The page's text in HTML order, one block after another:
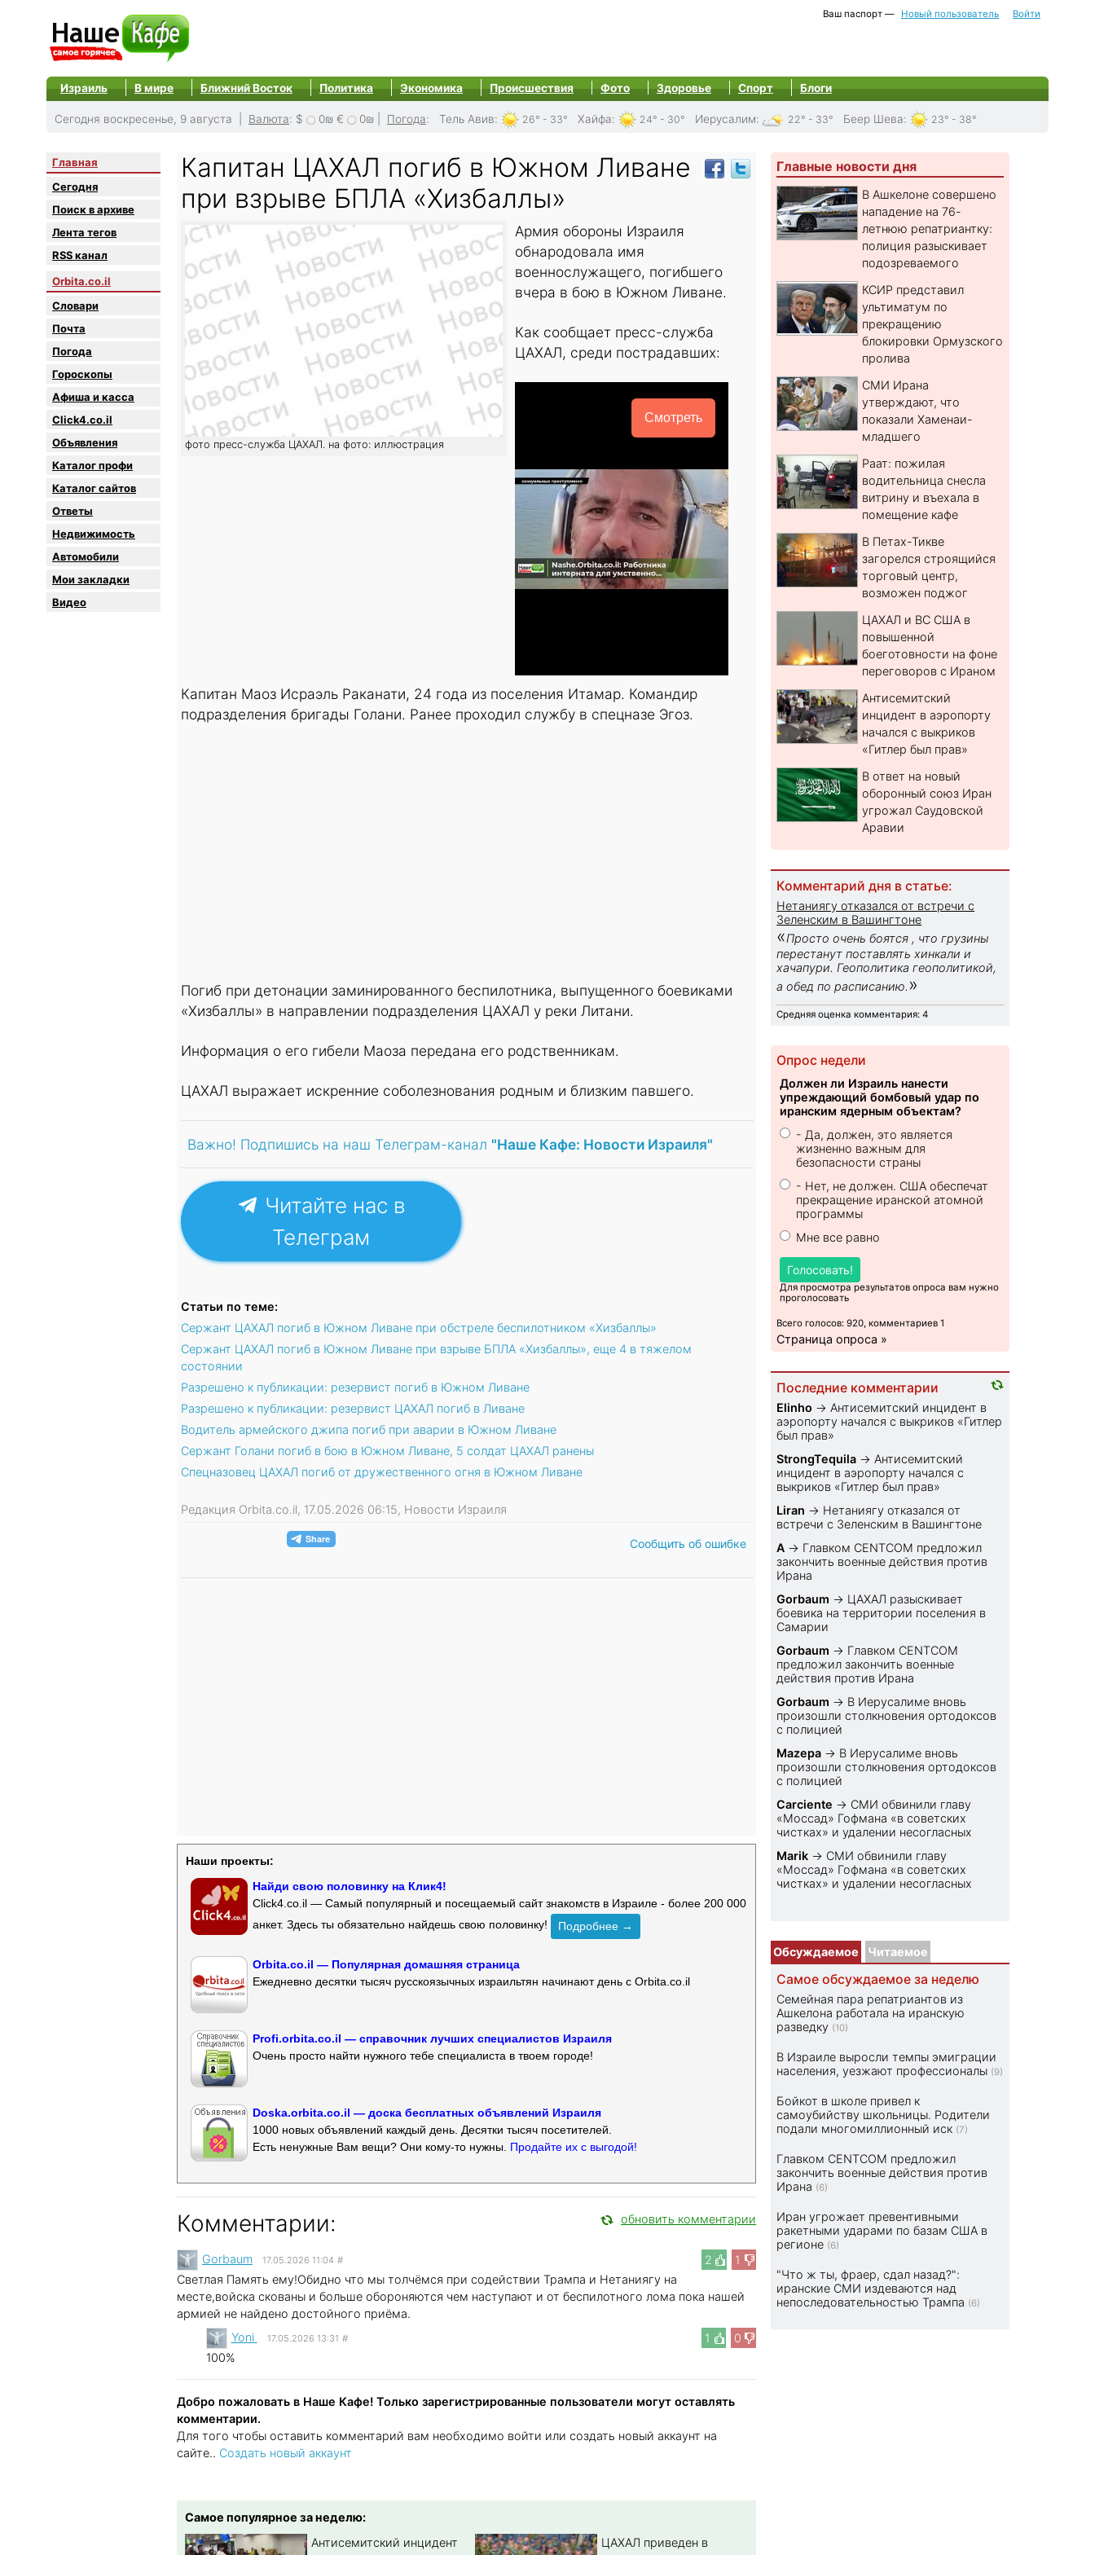
Ваш паспорт — Новый пользователь Войти
Израиль В мире Ближний Восток Политика Экономика Происшествия Фото Здоровье Спорт Блоги
Сегодня воскресенье, 9 августа | Валюта: $ 0₪ € 0₪ Погода: Тель Авив: 26° - 33° Хайфа: 24° - 30° Иерусалим: 22° - 33° Беер Шева: 23° - 38°
Главная
Сегодня
Поиск в архиве
Лента тегов
RSS канал
Orbita.co.il
Словари
Почта
Погода
Гороскопы
Афиша и касса
Click4.co.il
Объявления
Каталог профи
Каталог сайтов
Oтветы
Недвижимость
Автомобили
Мои закладки
Видео
Капитан ЦАХАЛ погиб в Южном Ливане
при взрыве БПЛА «Хизбаллы»
фото пресс-служба ЦАХАЛ. на фото: иллюстрация
Армия обороны Израиля
обнародовала имя
военнослужащего, погибшего
вчера в бою в Южном Ливане.
Как сообщает пресс-служба
ЦАХАЛ, среди пострадавших:
Смотреть
Капитан Маоз Исраэль Раканати, 24 года из поселения Итамар. Командир
подразделения бригады Голани. Ранее проходил службу в спецназе Эгоз.
Погиб при детонации заминированного беспилотника, выпущенного боевиками
«Хизбаллы» в направлении подразделения ЦАХАЛ у реки Литани.
Информация о его гибели Маоза передана его родственникам.
ЦАХАЛ выражает искренние соболезнования родным и близким павшего.
Важно! Подпишись на наш Телеграм-канал "Наше Кафе: Новости Израиля"
Читайте нас в
Телеграм
Статьи по теме:
Сержант ЦАХАЛ погиб в Южном Ливане при обстреле беспилотником «Хизбаллы»
Сержант ЦАХАЛ погиб в Южном Ливане при взрыве БПЛА «Хизбаллы», еще 4 в тяжелом
состоянии
Разрешено к публикации: резервист погиб в Южном Ливане
Разрешено к публикации: резервист ЦАХАЛ погиб в Ливане
Водитель армейского джипа погиб при аварии в Южном Ливане
Сержант Голани погиб в бою в Южном Ливане, 5 солдат ЦАХАЛ ранены
Спецназовец ЦАХАЛ погиб от дружественного огня в Южном Ливане
Редакция Orbita.co.il, 17.05.2026 06:15, Новости Израиля
Сообщить об ошибке
Наши проекты:
Найди свою половинку на Клик4!
Click4.co.il — Самый популярный и посещаемый сайт знакомств в Израиле - более 200 000
анкет. Здесь ты обязательно найдешь свою половинку!
Подробнее →
Orbita.co.il — Популярная домашняя страница
Ежедневно десятки тысяч русскоязычных израильтян начинают день с Orbita.co.il
Profi.orbita.co.il — справочник лучших специалистов Израиля
Очень просто найти нужного тебе специалиста в твоем городе!
Doska.orbita.co.il — доска бесплатных объявлений Израиля
1000 новых объявлений каждый день. Десятки тысяч посетителей.
Есть ненужные Вам вещи? Они кому-то нужны. Продайте их с выгодой!
Комментарии: обновить комментарии
2 1
Gorbaum 17.05.2026 11:04 #
Светлая Память ему!Обидно что мы толчёмся при содействии Трампа и Нетаниягу на
месте,войска скованы и больше обороняются чем наступают и от беспилотного лома пока нашей
армией не найдено достойного приёма.
1
0
Yoni 17.05.2026 13:31 #
100%
Добро пожаловать в Наше Кафе! Только зарегистрированные пользователи могут оставлять
комментарии.
Для того чтобы оставить комментарий вам необходимо войти или создать новый аккаунт на
сайте.. Создать новый аккаунт
Самое популярное за неделю:
Антисемитский инцидент
ЦАХАЛ приведен в
Главные новости дня
В Ашкелоне совершено
нападение на 76-
летнюю репатриантку:
полиция разыскивает
подозреваемого
КСИР представил
ультиматум по
прекращению
блокировки Ормузского
пролива
СМИ Ирана
утверждают, что
показали Хаменаи-
младшего
Раат: пожилая
водительница снесла
витрину и въехала в
помещение кафе
В Петах-Тикве
загорелся строящийся
торговый центр,
возможен поджог
ЦАХАЛ и ВС США в
повышенной
боеготовности на фоне
переговоров с Ираном
Антисемитский
инцидент в аэропорту
начался с выкриков
«Гитлер был прав»
В ответ на новый
оборонный союз Иран
угрожал Саудовской
Аравии
Комментарий дня в статье:
Нетаниягу отказался от встречи с
Зеленским в Вашингтоне
«Просто очень боятся , что грузины
перестанут поставлять хинкали и
хачапури. Геополитика геополитикой,
а обед по расписанию. »
Средняя оценка комментария: 4
Опрос недели
Должен ли Израиль нанести
упреждающий бомбовый удар по
иранским ядерным объектам?
- Да, должен, это является
жизненно важным для
безопасности страны
- Нет, не должен. США обеспечат
прекращение иранской атомной
программы
Мне все равно
Голосовать!
Для просмотра результатов опроса вам нужно
проголосовать
Всего голосов: 920, комментариев 1
Страница опроса »
Последние комментарии
Elinho → Антисемитский инцидент в
аэропорту начался с выкриков «Гитлер
был прав»
StrongTequila → Антисемитский
инцидент в аэропорту начался с
выкриков «Гитлер был прав»
Liran → Нетаниягу отказался от
встречи с Зеленским в Вашингтоне
A → Главком CENTCOM предложил
закончить военные действия против
Ирана
Gorbaum → ЦАХАЛ разыскивает
боевика на территории поселения в
Самарии
Gorbaum → Главком CENTCOM
предложил закончить военные
действия против Ирана
Gorbaum → В Иерусалиме вновь
произошли столкновения ортодоксов
с полицией
Mazepa → В Иерусалиме вновь
произошли столкновения ортодоксов
с полицией
Carciente → СМИ обвинили главу
«Моссад» Гофмана «в советских
чистках» и удалении несогласных
Marik → СМИ обвинили главу
«Моссад» Гофмана «в советских
чистках» и удалении несогласных
Обсуждаемое Читаемое
Самое обсуждаемое за неделю
Семейная пара репатриантов из
Ашкелона работала на иранскую
разведку (10)
В Израиле выросли темпы эмиграции
населения, уезжают профессионалы (9)
Бойкот в школе привел к
самоубийству школьницы. Родители
подали многомиллионный иск (7)
Главком CENTCOM предложил
закончить военные действия против
Ирана (6)
Иран угрожает превентивными
ракетными ударами по базам США в
регионе (6)
"Что ж ты, фраер, сдал назад?":
иранские СМИ издеваются над
непоследовательностью Трампа (6)